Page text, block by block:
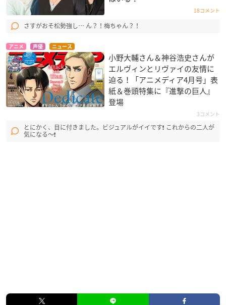
18コメント
さすがおそ松勢強し… ん？！梅ちゃん？！
アニメ 声優 ニュース
小野大輔さん＆神谷浩史さんが
エルヴィンとリヴァイの友情に
迫る！「アニメディア4月号」表
紙＆巻頭特集に『進撃の巨人』
登場
3コメント
とにかく、目に付きました。ビジュアルがイイです❗ これからの二人が
気になる〜❗